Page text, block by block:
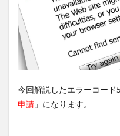
今回解説したエラーコード
申請 」になります。